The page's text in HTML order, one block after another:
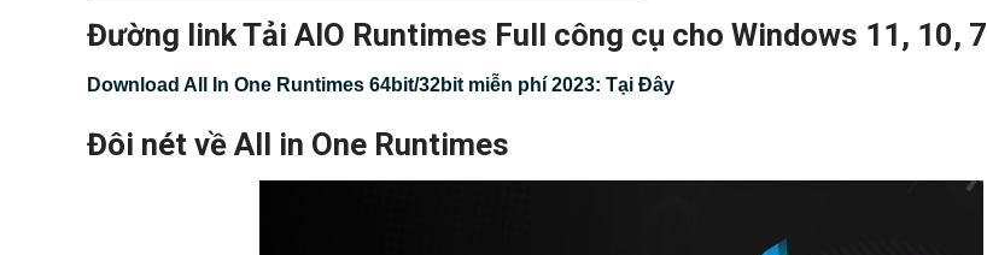
Đường link Tải AIO Runtimes Full công cụ cho Windows 11, 10, 7
Download All In One Runtimes 64bit/32bit miễn phí 2023: Tại Đây
Đôi nét về All in One Runtimes